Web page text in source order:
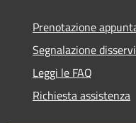
Prenotazione
Segnalazione
Leggi le FAQ
Richiesta assistenza